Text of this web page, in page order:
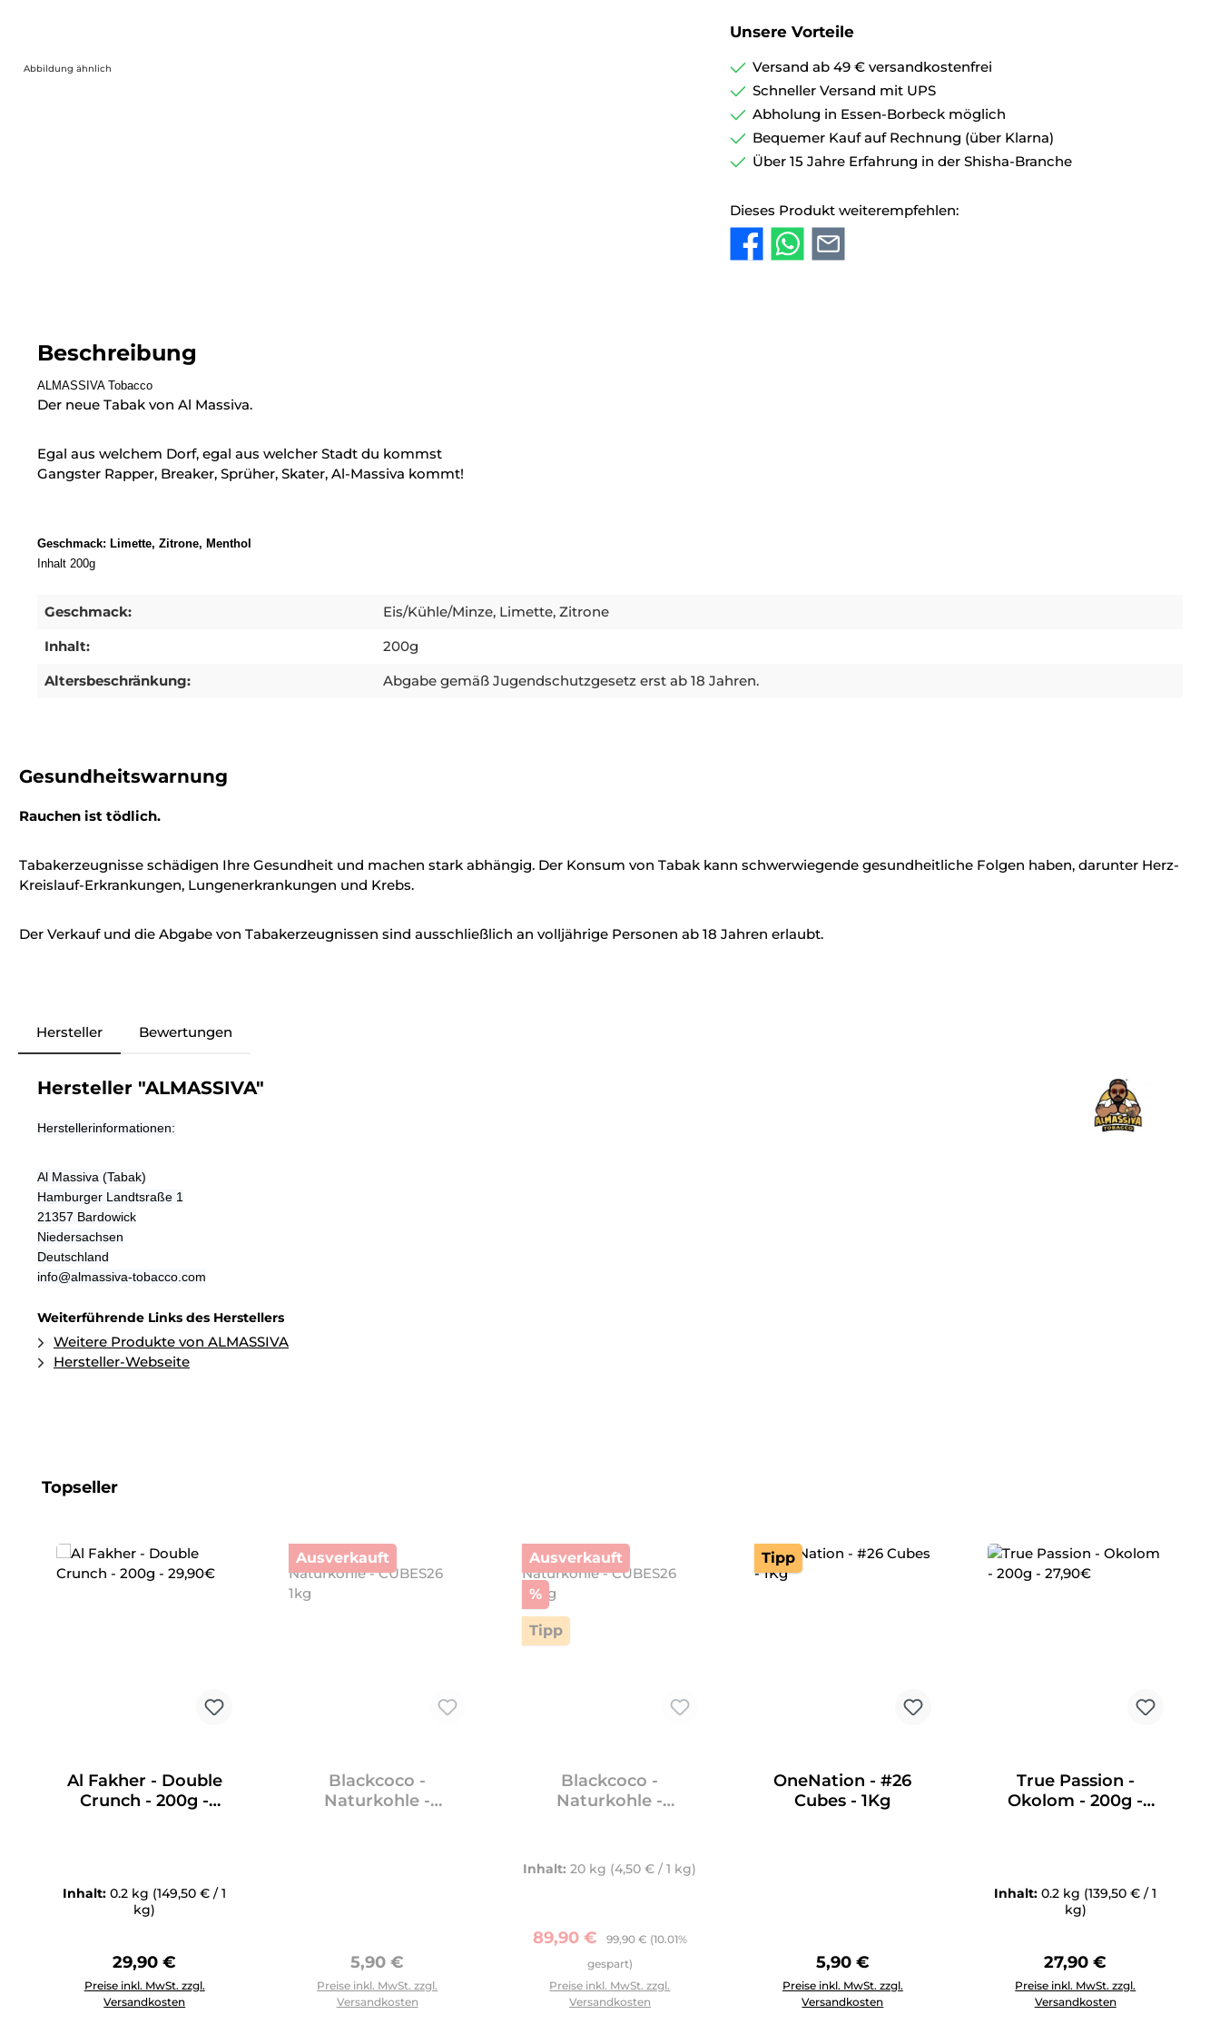
Abbildung ähnlich
Unsere Vorteile
Versand ab 49 € versandkostenfrei
Schneller Versand mit UPS
Abholung in Essen-Borbeck möglich
Bequemer Kauf auf Rechnung (über Klarna)
Über 15 Jahre Erfahrung in der Shisha-Branche
Dieses Produkt weiterempfehlen:
Beschreibung
ALMASSIVA Tobacco
Der neue Tabak von Al Massiva.
Egal aus welchem Dorf, egal aus welcher Stadt du kommst
Gangster Rapper, Breaker, Sprüher, Skater, Al-Massiva kommt!
Geschmack: Limette, Zitrone, Menthol
Inhalt 200g
Geschmack:
Eis/Kühle/Minze, Limette, Zitrone
Inhalt:
200g
Altersbeschränkung:
Abgabe gemäß Jugendschutzgesetz erst ab 18 Jahren.
Gesundheitswarnung
Rauchen ist tödlich.
Tabakerzeugnisse schädigen Ihre Gesundheit und machen stark abhängig. Der Konsum von Tabak kann schwerwiegende gesundheitliche Folgen haben, darunter Herz-
Kreislauf-Erkrankungen, Lungenerkrankungen und Krebs.
Der Verkauf und die Abgabe von Tabakerzeugnissen sind ausschließlich an volljährige Personen ab 18 Jahren erlaubt.
Hersteller Bewertungen
Hersteller "ALMASSIVA"
Herstellerinformationen:
Al Massiva (Tabak)
Hamburger Landtsraße 1
21357 Bardowick
Niedersachsen
Deutschland
info@almassiva-tobacco.com
Weiterführende Links des Herstellers
Weitere Produkte von ALMASSIVA
Hersteller-Webseite
Produktgalerie überspringen
Topseller
Al Fakher - Double
Crunch - 200g -
Inhalt:0.2 kg (149,50 € / 1
kg)
Regulärer Preis:
29,90 €
Preise inkl. MwSt. zzgl.
Versandkosten
Produkt Anzahl: Gib den gewünschten Wert ein oder benutze die Schaltflächen um die Anzahl zu erhöhen oder zu reduzieren.
Ausverkauft
Blackcoco -
Naturkohle -
Regulärer Preis:
5,90 €
Preise inkl. MwSt. zzgl.
Versandkosten
Ausverkauft
%Rabatt
Tipp
Blackcoco -
Naturkohle -
Inhalt:20 kg (4,50 € / 1 kg)
Verkaufspreis:
89,90 € Regulärer Preis:
99,90 € (10.01%
gespart)
Preise inkl. MwSt. zzgl.
Versandkosten
Tipp
OneNation - #26
Cubes - 1Kg
Regulärer Preis:
5,90 €
Preise inkl. MwSt. zzgl.
Versandkosten
Produkt Anzahl: Gib den gewünschten Wert ein oder benutze die
True Passion -
Okolom - 200g -
Inhalt:0.2 kg (139,50 € / 1
kg)
Regulärer Preis:
27,90 €
Preise inkl. MwSt. zzgl.
Versandkosten
Produkt Anzahl: Gib den